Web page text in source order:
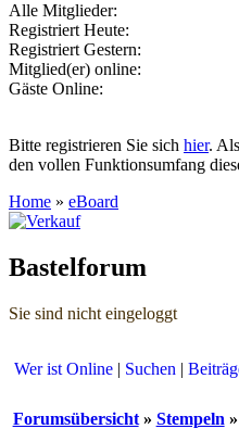
Alle Mitglieder:
Registriert Heute:
Registriert Gestern:
Mitglied(er) online:
Gäste Online:
Bitte registrieren Sie sich hier.
den vollen Funktionsumfang
Home » eBoard
Bastelforum
Sie sind nicht eingeloggt
Wer ist Online | Suchen |
Forumsübersicht» Stempeln